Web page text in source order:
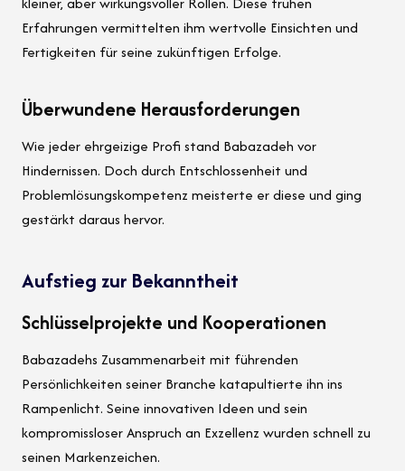
Erfahrungen vermittelten ihm wertvolle Einsichten und
Fertigkeiten für seine zukünftigen Erfolge.
Überwundene Herausforderungen
Wie jeder ehrgeizige Profi stand Babazadeh vor
Hindernissen. Doch durch Entschlossenheit und
Problemlösungskompetenz meisterte er diese und ging
gestärkt daraus hervor.
Aufstieg zur Bekanntheit
Schlüsselprojekte und Kooperationen
Babazadehs Zusammenarbeit mit führenden
Persönlichkeiten seiner Branche katapultierte ihn ins
Rampenlicht. Seine innovativen Ideen und sein
kompromissloser Anspruch an Exzellenz wurden schnell zu
seinen Markenzeichen.